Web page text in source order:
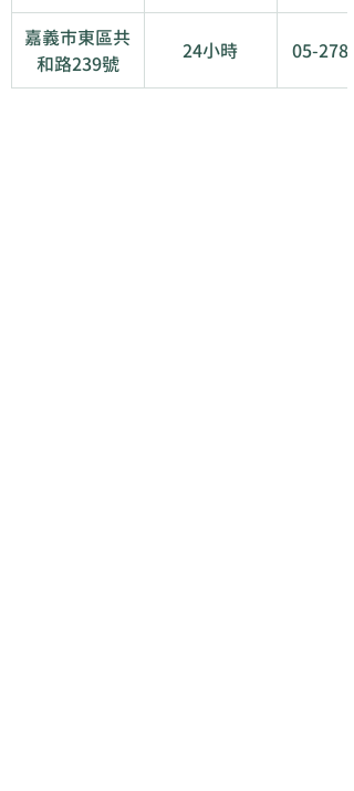
嘉義市東區共
和路239號
24小時 05-278-